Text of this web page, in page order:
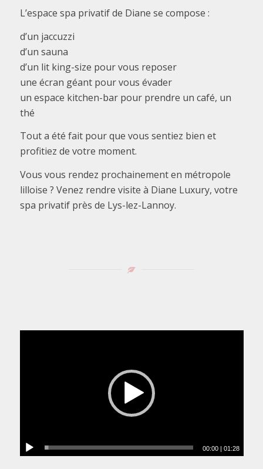
L’espace spa privatif de Diane se compose :
d’un jaccuzzi
d’un sauna
d’un lit king-size pour vous reposer
une écran géant pour vous évader
un espace kitchen-bar pour prendre un café, un
thé
Tout a été fait pour que vous sentiez bien et
profitiez de votre moment.
Vous vous rendez prochainement en métropole
lilloise ? Venez rendre visite à Diane Luxury, votre
spa privatif près de Lys-lez-Lannoy.
00:00 |01:28